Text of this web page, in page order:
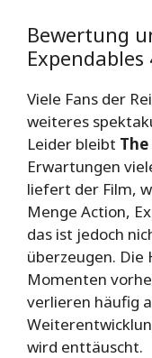
Bewertung
Expendables
Viele Fans der
weiteres
Leider bleibt
Erwartungen
liefert der Film,
Menge Action,
das ist jedoch
überzeugen. Die
Momenten
verlieren häufig
wird enttäuscht.